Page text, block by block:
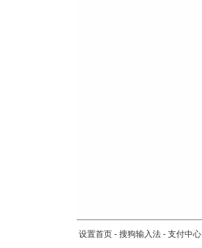
设置首页 - 搜狗输入法 - 支付中心